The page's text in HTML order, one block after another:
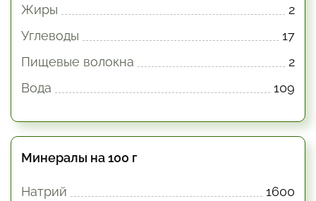
Жиры
2
Углеводы
17
Пищевые волокна
2
Вода
109
Минералы на 100 г
Натрий
1600